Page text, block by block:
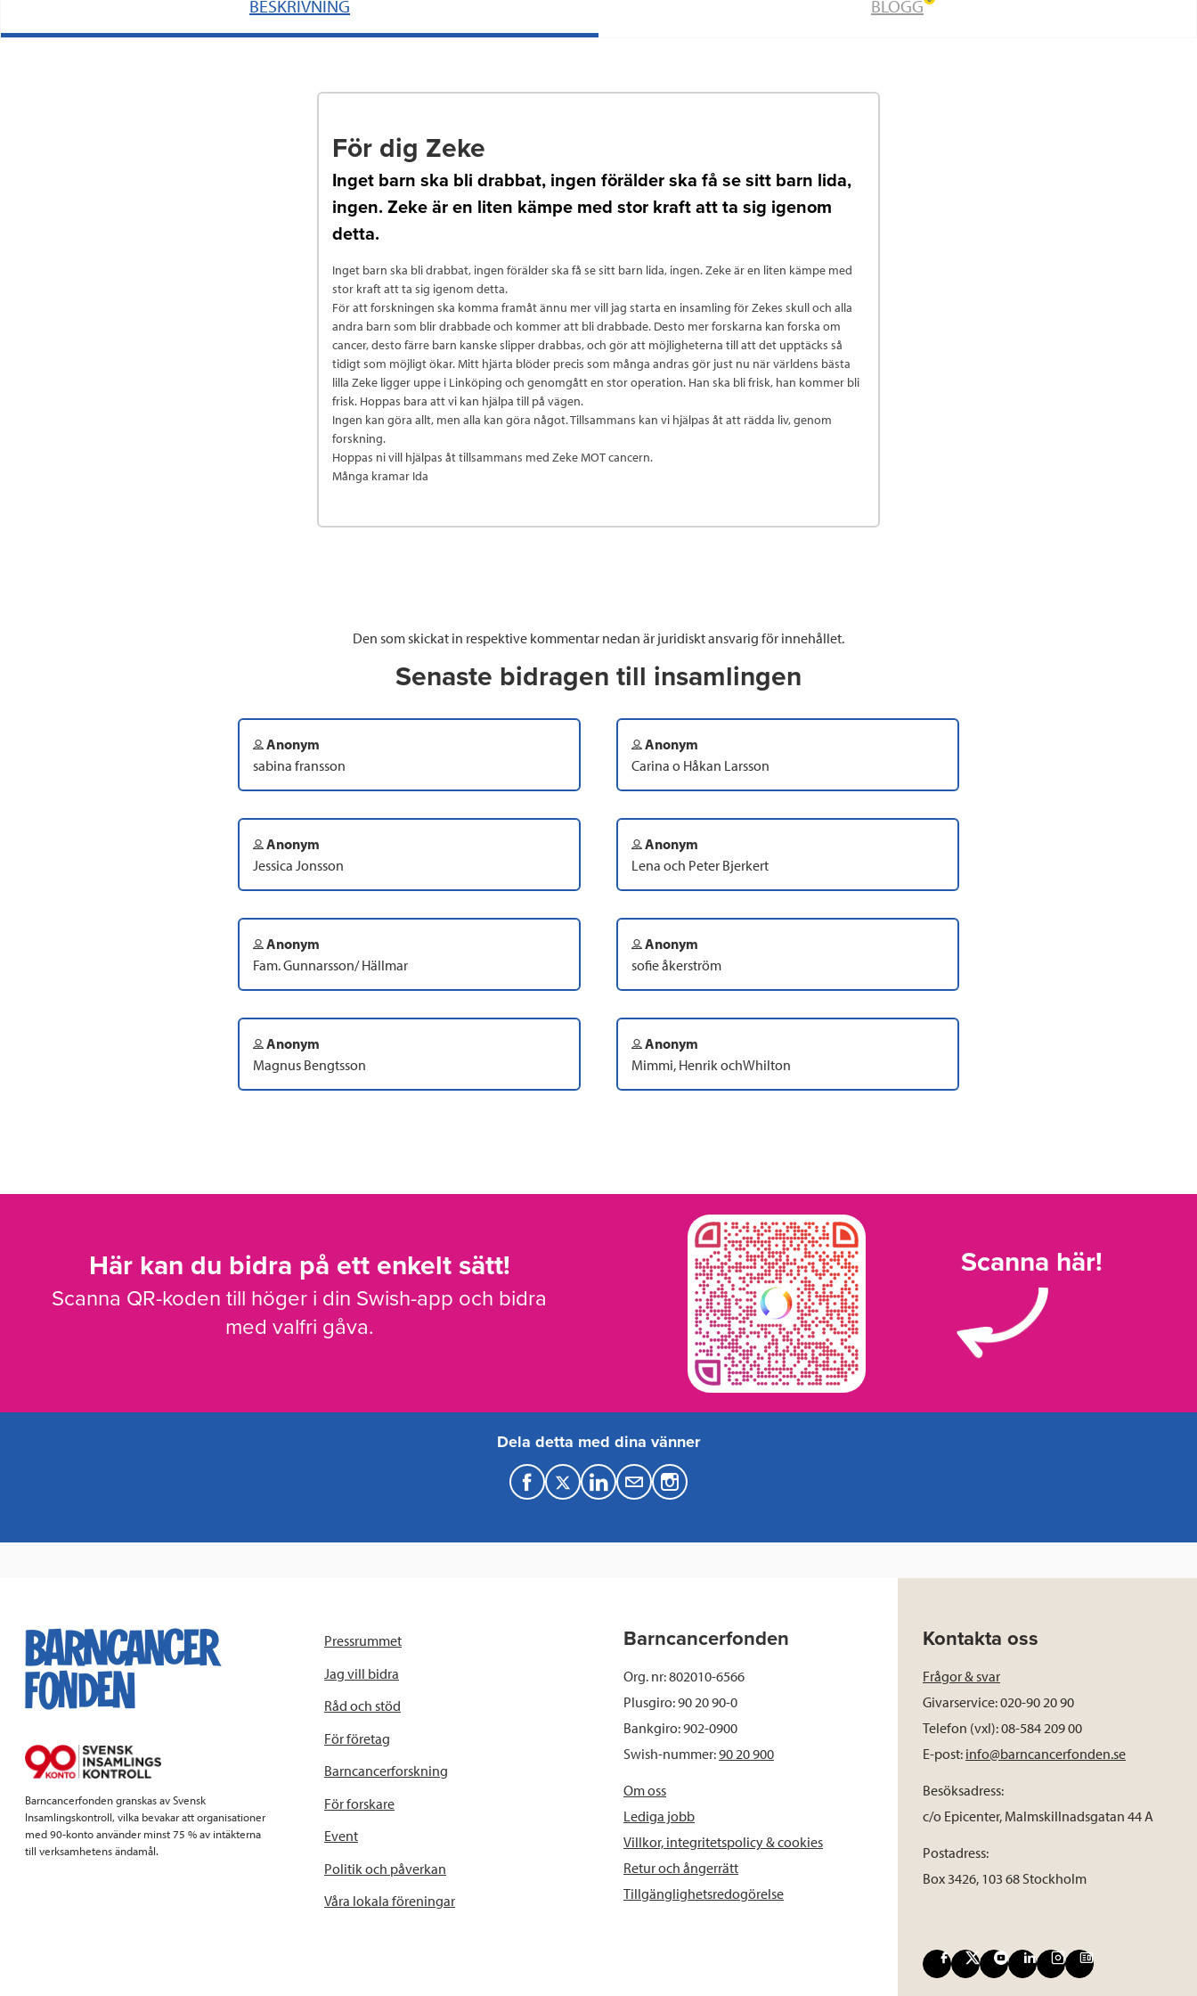
BESKRIVNING BLOGG
För dig Zeke
Inget barn ska bli drabbat, ingen förälder ska få se sitt barn lida,
ingen. Zeke är en liten kämpe med stor kraft att ta sig igenom
detta.
Inget barn ska bli drabbat, ingen förälder ska få se sitt barn lida, ingen. Zeke är en liten kämpe med
stor kraft att ta sig igenom detta.
För att forskningen ska komma framåt ännu mer vill jag starta en insamling för Zekes skull och alla
andra barn som blir drabbade och kommer att bli drabbade. Desto mer forskarna kan forska om
cancer, desto färre barn kanske slipper drabbas, och gör att möjligheterna till att det upptäcks så
tidigt som möjligt ökar. Mitt hjärta blöder precis som många andras gör just nu när världens bästa
lilla Zeke ligger uppe i Linköping och genomgått en stor operation. Han ska bli frisk, han kommer bli
frisk. Hoppas bara att vi kan hjälpa till på vägen.
Ingen kan göra allt, men alla kan göra något. Tillsammans kan vi hjälpas åt att rädda liv, genom
forskning.
Hoppas ni vill hjälpas åt tillsammans med Zeke MOT cancern.
Många kramar Ida
Den som skickat in respektive kommentar nedan är juridiskt ansvarig för innehållet.
Senaste bidragen till insamlingen
Anonym
sabina fransson
Anonym
Jessica Jonsson
Anonym
Fam. Gunnarsson/ Hällmar
Anonym
Magnus Bengtsson
Anonym
Carina o Håkan Larsson
Anonym
Lena och Peter Bjerkert
Anonym
sofie åkerström
Anonym
Mimmi, Henrik ochWhilton
Här kan du bidra på ett enkelt sätt!
Scanna QR-koden till höger i din Swish-app och bidra
med valfri gåva.
Scanna här!
Dela detta med dina vänner
F
T
L
M
Barncancerfonden granskas av Svensk
Insamlingskontroll, vilka bevakar att organisationer
med 90-konto använder minst 75 % av intäkterna
till verksamhetens ändamål.
Pressrummet
Jag vill bidra
Råd och stöd
För företag
Barncancerforskning
För forskare
Event
Politik och påverkan
Våra lokala föreningar
Barncancerfonden
Org. nr: 802010-6566
Plusgiro: 90 20 90-0
Bankgiro: 902-0900
Swish-nummer:90 20 900
Om oss
Lediga jobb
Villkor, integritetspolicy & cookies
Retur och ångerrätt
Tillgänglighetsredogörelse
Kontakta oss
Frågor & svar
Givarservice: 020-90 20 90
Telefon (vxl): 08-584 209 00
E-post: info@barncancerfonden.se
Besöksadress:
c/o Epicenter, Malmskillnadsgatan 44 A
Postadress:
Box 3426, 103 68 Stockholm
F
X
Y
L
I
B